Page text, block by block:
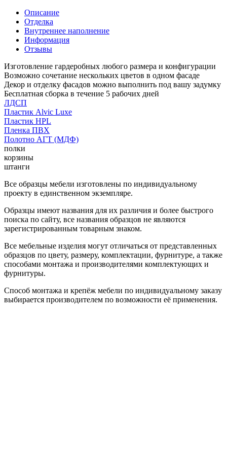
Описание
Отделка
Внутреннее наполнение
Информация
Отзывы
Изготовление гардеробных любого размера и конфигурации
Возможно сочетание нескольких цветов в одном фасаде
Декор и отделку фасадов можно выполнить под вашу задумку
Бесплатная сборка в течение 5 рабочих дней
ЛДСП
Пластик Alvic Luxe
Пластик HPL
Пленка ПВХ
Полотно АГТ (МДФ)
полки
корзины
штанги
Все образцы мебели изготовлены по индивидуальному
проекту в единственном экземпляре.
Образцы имеют названия для их различия и более быстрого
поиска по сайту, все названия образцов не являются
зарегистрированным товарным знаком.
Все мебельные изделия могут отличаться от представленных
образцов по цвету, размеру, комплектации, фурнитуре, а также
способами монтажа и производителями комплектующих и
фурнитуры.
Способ монтажа и крепёж мебели по индивидуальному заказу
выбирается производителем по возможности её применения.